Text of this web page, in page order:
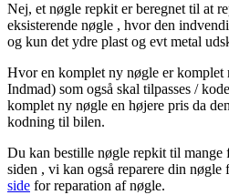
Nej, et nøgle repkit er beregnet til at
eksisterende nøgle , hvor den
og kun det ydre plast og evt metal
Hvor en komplet ny nøgle er
Indmad) som også skal tilpasses /
komplet ny nøgle en højere pris da
kodning til bilen.
Du kan bestille nøgle repkit til mange
siden , vi kan også reparere din
side for reparation af nøgle.